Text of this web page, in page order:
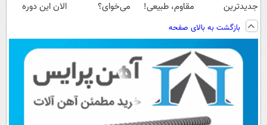
جدیدترین
فناوری اروپا،
سبک و مقاوم |
پرداخت قسطی
مقاوم، طبیعی!
رایگان+پرداخت
اقساطی😍
می‌خوای؟
📍تهران
الان این دوره
بازگشت به بالای صفحه